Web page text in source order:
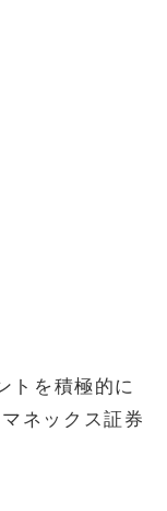
トを積極的に
ネックス証券